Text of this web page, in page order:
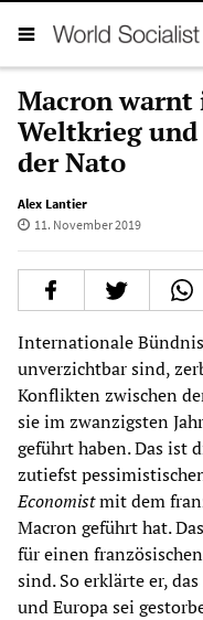
Macron warnt
Weltkrieg und
der Nato
Alex Lantier
11. November 2019
Internationale
unverzichtbar sind,
Konflikten zwischen
sie im zwanzigsten
geführt haben. Das ist
zutiefst
Economistmit dem
Macron geführt hat.
für einen
sind. So erklärte er,
und Europa sei